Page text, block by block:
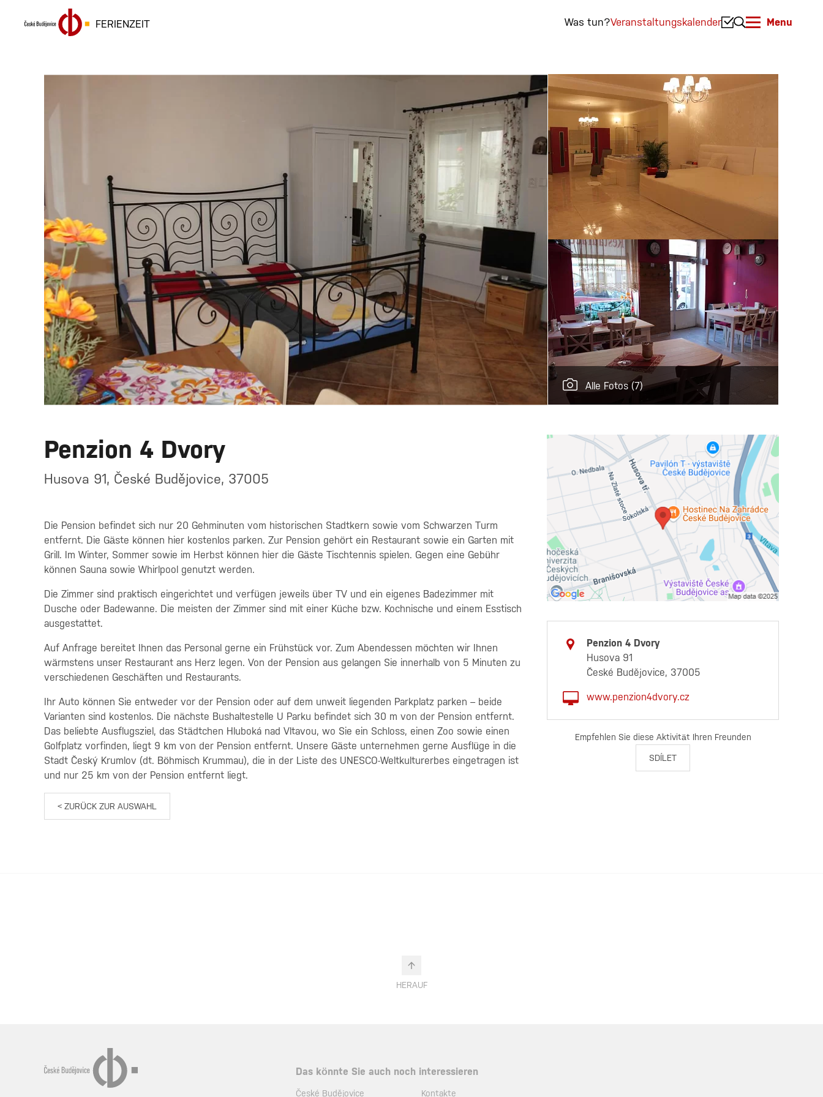
FERIENZEIT Was tun?Veranstaltungskalender Menu
Alle Fotos (7)
Penzion 4 Dvory
Husova 91, České Budějovice, 37005
Die Pension befindet sich nur 20 Gehminuten vom historischen Stadtkern sowie vom Schwarzen Turm
entfernt. Die Gäste können hier kostenlos parken. Zur Pension gehört ein Restaurant sowie ein Garten mit
Grill. Im Winter, Sommer sowie im Herbst können hier die Gäste Tischtennis spielen. Gegen eine Gebühr
können Sauna sowie Whirlpool genutzt werden.
Die Zimmer sind praktisch eingerichtet und verfügen jeweils über TV und ein eigenes Badezimmer mit
Dusche oder Badewanne. Die meisten der Zimmer sind mit einer Küche bzw. Kochnische und einem Esstisch
ausgestattet.
Auf Anfrage bereitet Ihnen das Personal gerne ein Frühstück vor. Zum Abendessen möchten wir Ihnen
wärmstens unser Restaurant ans Herz legen. Von der Pension aus gelangen Sie innerhalb von 5 Minuten zu
verschiedenen Geschäften und Restaurants.
Ihr Auto können Sie entweder vor der Pension oder auf dem unweit liegenden Parkplatz parken – beide
Varianten sind kostenlos. Die nächste Bushaltestelle U Parku befindet sich 30 m von der Pension entfernt.
Das beliebte Ausflugsziel, das Städtchen Hluboká nad Vltavou, wo Sie ein Schloss, einen Zoo sowie einen
Golfplatz vorfinden, liegt 9 km von der Pension entfernt. Unsere Gäste unternehmen gerne Ausflüge in die
Stadt Český Krumlov (dt. Böhmisch Krummau), die in der Liste des UNESCO-Weltkulturerbes eingetragen ist
und nur 25 km von der Pension entfernt liegt.
< ZURÜCK ZUR AUSWAHL
Penzion 4 Dvory
Husova 91
České Budějovice, 37005
www.penzion4dvory.cz
Empfehlen Sie diese Aktivität Ihren Freunden
SDÍLET
HERAUF
Das könnte Sie auch noch interessieren
České Budějovice Kontakte